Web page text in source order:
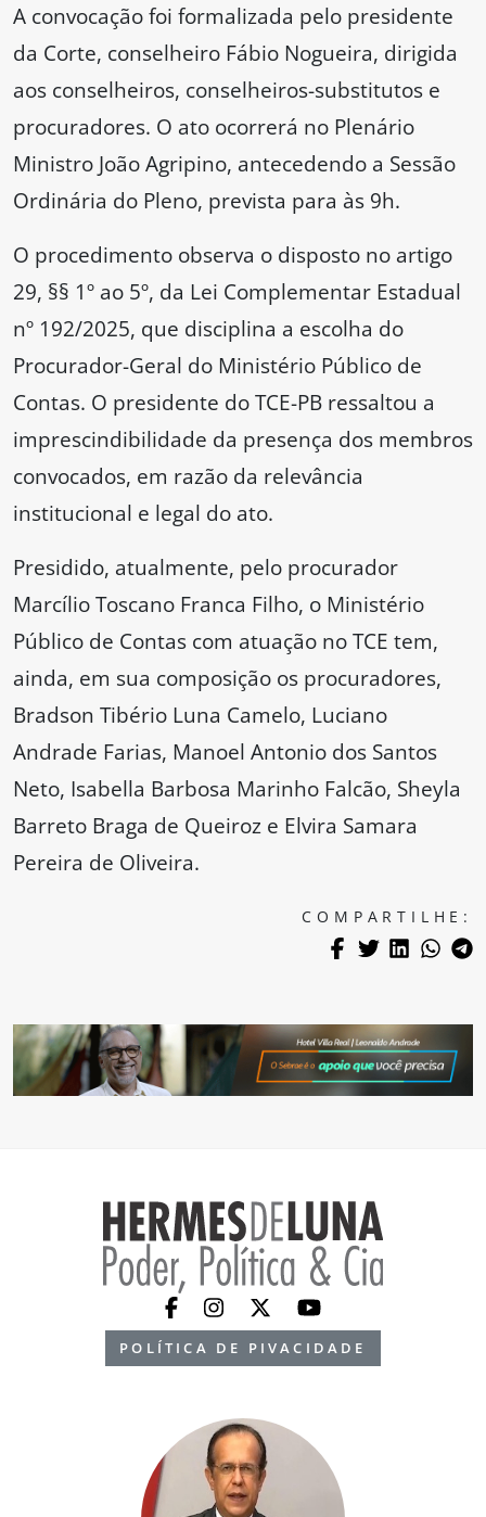
A convocação foi formalizada pelo presidente
da Corte, conselheiro Fábio Nogueira, dirigida
aos conselheiros, conselheiros-substitutos e
procuradores. O ato ocorrerá no Plenário
Ministro João Agripino, antecedendo a Sessão
Ordinária do Pleno, prevista para às 9h.
O procedimento observa o disposto no artigo
29, §§ 1º ao 5º, da Lei Complementar Estadual
nº 192/2025, que disciplina a escolha do
Procurador-Geral do Ministério Público de
Contas. O presidente do TCE-PB ressaltou a
imprescindibilidade da presença dos membros
convocados, em razão da relevância
institucional e legal do ato.
Presidido, atualmente, pelo procurador
Marcílio Toscano Franca Filho, o Ministério
Público de Contas com atuação no TCE tem,
ainda, em sua composição os procuradores,
Bradson Tibério Luna Camelo, Luciano
Andrade Farias, Manoel Antonio dos Santos
Neto, Isabella Barbosa Marinho Falcão, Sheyla
Barreto Braga de Queiroz e Elvira Samara
Pereira de Oliveira.
COMPARTILHE:
POLÍTICA DE PIVACIDADE